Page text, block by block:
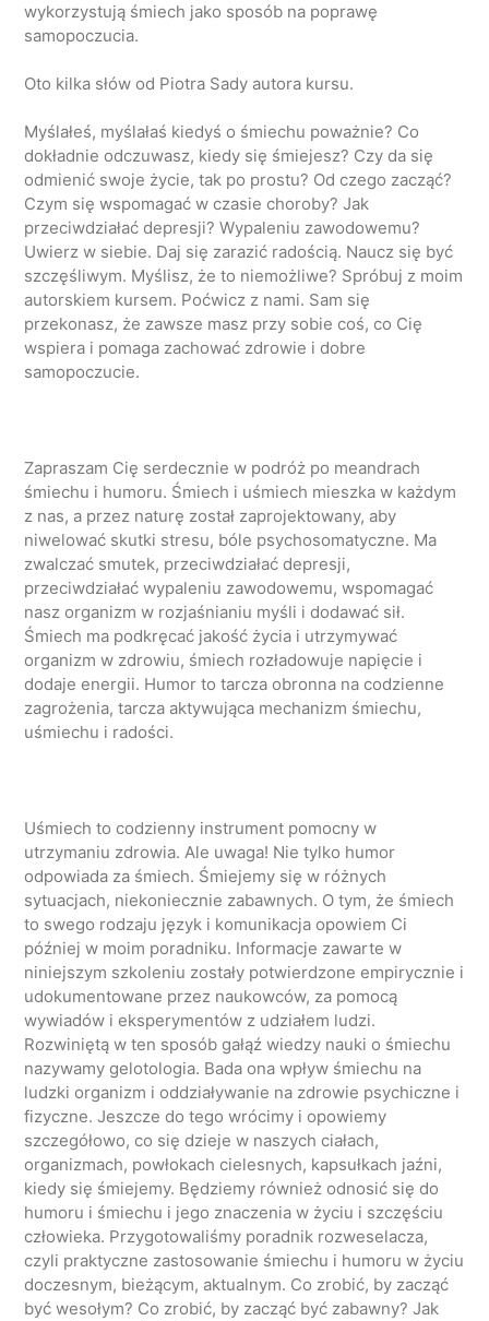
wykorzystują śmiech jako sposób na poprawę
samopoczucia.
Oto kilka słów od Piotra Sady autora kursu.
Myślałeś, myślałaś kiedyś o śmiechu poważnie? Co
dokładnie odczuwasz, kiedy się śmiejesz? Czy da się
odmienić swoje życie, tak po prostu? Od czego zacząć?
Czym się wspomagać w czasie choroby? Jak
przeciwdziałać depresji? Wypaleniu zawodowemu?
Uwierz w siebie. Daj się zarazić radością. Naucz się być
szczęśliwym. Myślisz, że to niemożliwe? Spróbuj z moim
autorskiem kursem. Poćwicz z nami. Sam się
przekonasz, że zawsze masz przy sobie coś, co Cię
wspiera i pomaga zachować zdrowie i dobre
samopoczucie.
Zapraszam Cię serdecznie w podróż po meandrach
śmiechu i humoru. Śmiech i uśmiech mieszka w każdym
z nas, a przez naturę został zaprojektowany, aby
niwelować skutki stresu, bóle psychosomatyczne. Ma
zwalczać smutek, przeciwdziałać depresji,
przeciwdziałać wypaleniu zawodowemu, wspomagać
nasz organizm w rozjaśnianiu myśli i dodawać sił.
Śmiech ma podkręcać jakość życia i utrzymywać
organizm w zdrowiu, śmiech rozładowuje napięcie i
dodaje energii. Humor to tarcza obronna na codzienne
zagrożenia, tarcza aktywująca mechanizm śmiechu,
uśmiechu i radości.
Uśmiech to codzienny instrument pomocny w
utrzymaniu zdrowia. Ale uwaga! Nie tylko humor
odpowiada za śmiech. Śmiejemy się w różnych
sytuacjach, niekoniecznie zabawnych. O tym, że śmiech
to swego rodzaju język i komunikacja opowiem Ci
później w moim poradniku. Informacje zawarte w
niniejszym szkoleniu zostały potwierdzone empirycznie i
udokumentowane przez naukowców, za pomocą
wywiadów i eksperymentów z udziałem ludzi.
Rozwiniętą w ten sposób gałąź wiedzy nauki o śmiechu
nazywamy gelotologia. Bada ona wpływ śmiechu na
ludzki organizm i oddziaływanie na zdrowie psychiczne i
fizyczne. Jeszcze do tego wrócimy i opowiemy
szczegółowo, co się dzieje w naszych ciałach,
organizmach, powłokach cielesnych, kapsułkach jaźni,
kiedy się śmiejemy. Będziemy również odnosić się do
humoru i śmiechu i jego znaczenia w życiu i szczęściu
człowieka. Przygotowaliśmy poradnik rozweselacza,
czyli praktyczne zastosowanie śmiechu i humoru w życiu
doczesnym, bieżącym, aktualnym. Co zrobić, by zacząć
być wesołym? Co zrobić, by zacząć być zabawny? Jak